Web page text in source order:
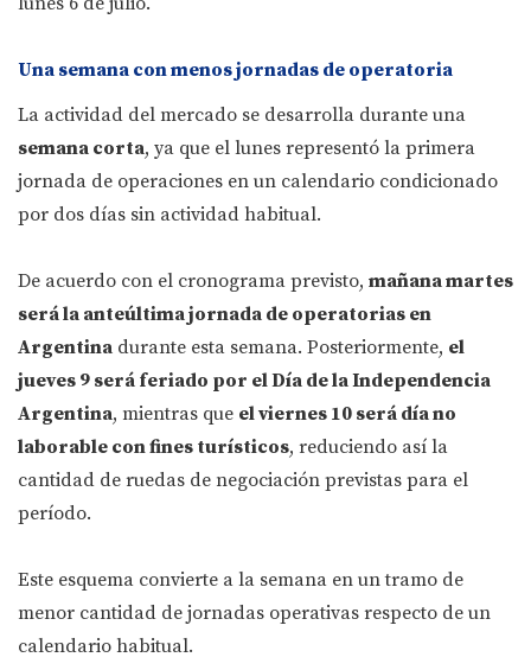
Una semana con menos jornadas de operatoria
La actividad del mercado se desarrolla durante una
semana corta, ya que el lunes representó la primera
jornada de operaciones en un calendario condicionado
por dos días sin actividad habitual.
De acuerdo con el cronograma previsto, mañana martes
será la anteúltima jornada de operatorias en
Argentina durante esta semana. Posteriormente, el
jueves 9 será feriado por el Día de la Independencia
Argentina, mientras que el viernes 10 será día no
laborable con fines turísticos, reduciendo así la
cantidad de ruedas de negociación previstas para el
período.
Este esquema convierte a la semana en un tramo de
menor cantidad de jornadas operativas respecto de un
calendario habitual.